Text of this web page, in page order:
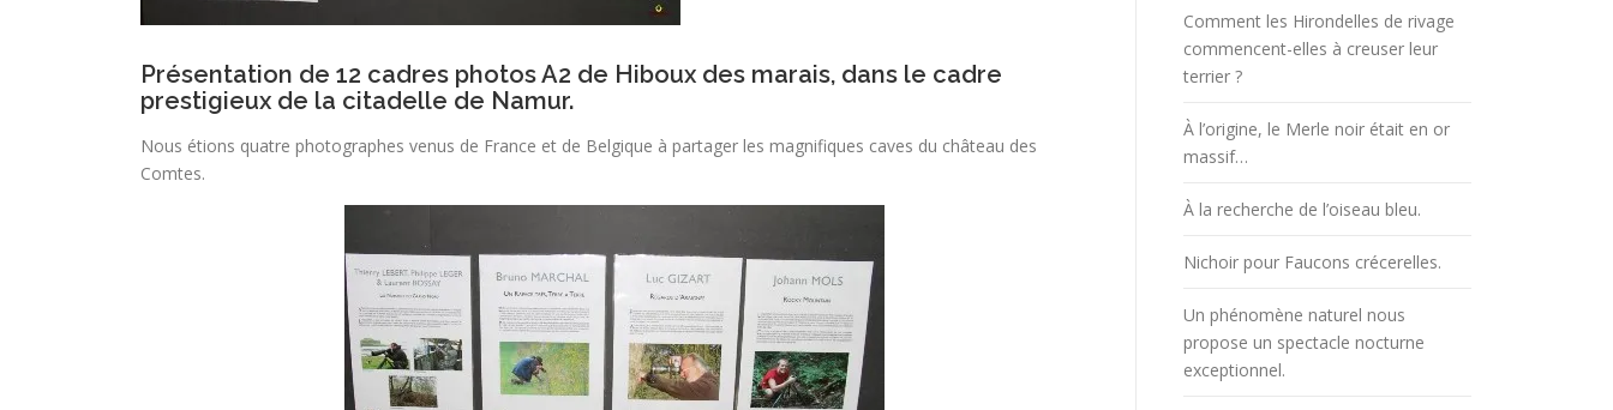
Présentation de 12 cadres photos A2 de Hiboux des marais, dans le cadre
prestigieux de la citadelle de Namur.
Nous étions quatre photographes venus de France et de Belgique à partager les magnifiques caves du château des
Comtes.
Comment les Hirondelles de rivage
commencent-elles à creuser leur
terrier ?
À l’origine, le Merle noir était en or
massif…
À la recherche de l’oiseau bleu.
Nichoir pour Faucons crécerelles.
Un phénomène naturel nous
propose un spectacle nocturne
exceptionnel.